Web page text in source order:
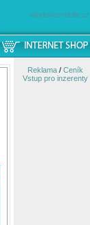
windowsmobile.cz
Reklama/ Ceník
Vstup pro inzerenty